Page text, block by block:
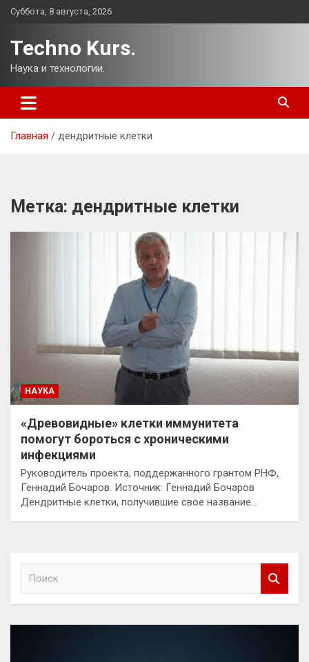
Перейти
Суббота, 8 августа, 2026
Techno Kurs.
Наука и технологии.
Главная дендритные клетки
Метка: дендритные клетки
НАУКА
«Древовидные» клетки иммунитета
помогут бороться с хроническими
инфекциями
Руководитель проекта, поддержанного грантом РНФ,
Геннадий Бочаров. Источник: Геннадий Бочаров
Дендритные клетки, получившие свое название…
к